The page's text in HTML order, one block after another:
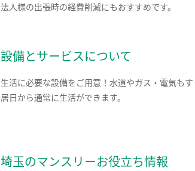
法人様の出張時の経費削減にもおすすめです。
設備とサービスについて
生活に必要な設備をご用意！水道やガス・電気も
居日から通常に生活ができます。
埼玉のマンスリーお役立ち情報